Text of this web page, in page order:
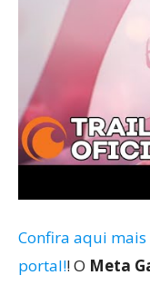
Confira aqui
portal!! O Meta